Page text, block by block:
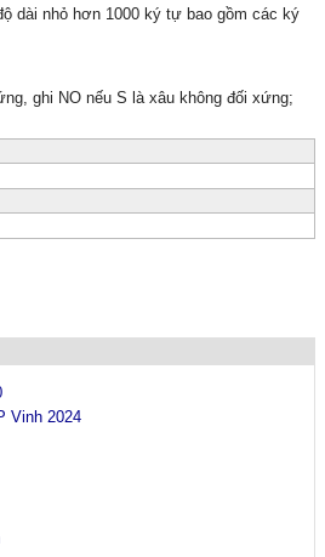
dài nhỏ hơn 1000 ký tự bao gồm các ký
ghi NO nếu S là xâu không đối xứng;
Vinh 2024